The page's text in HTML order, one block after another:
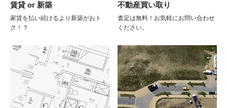
賃貸 or 新築
家賃を払い続けるより新築がおト
ク！？
不動産買い取り
査定は無料！お気軽にお問い合わせ
ください。